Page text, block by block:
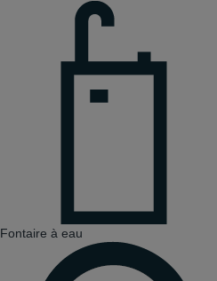
Fontaire à eau